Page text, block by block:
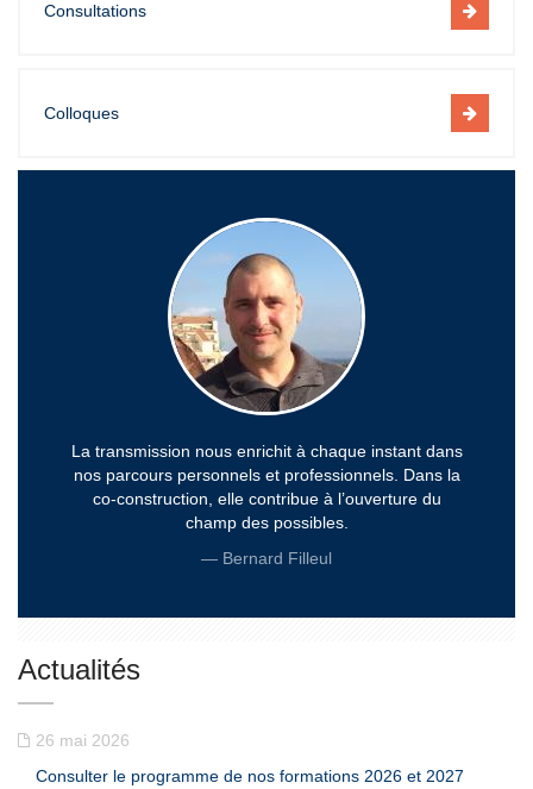
Consultations
Colloques
La transmission nous enrichit à chaque instant dans
nos parcours personnels et professionnels. Dans la
co-construction, elle contribue à l’ouverture du
champ des possibles.
Bernard Filleul
Actualités
26 mai 2026
Consulter le programme de nos formations 2026 et 2027